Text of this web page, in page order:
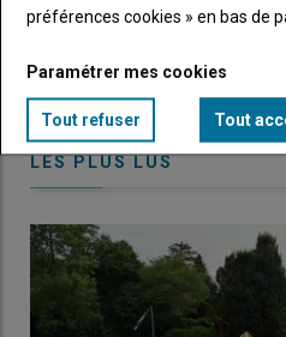
compte pour accéder
Lien Créez un
LES PLUS LUS
préférences cookies » en bas de
Paramétrer mes cookies
Tout refuser Tout